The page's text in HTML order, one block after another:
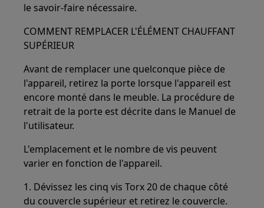
le savoir-faire nécessaire.
COMMENT REMPLACER L'ÉLÉMENT CHAUFFANT
SUPÉRIEUR
Avant de remplacer une quelconque pièce de
l'appareil, retirez la porte lorsque l'appareil est
encore monté dans le meuble. La procédure de
retrait de la porte est décrite dans le Manuel de
l'utilisateur.
L'emplacement et le nombre de vis peuvent
varier en fonction de l'appareil.
1. Dévissez les cinq vis Torx 20 de chaque côté
du couvercle supérieur et retirez le couvercle.